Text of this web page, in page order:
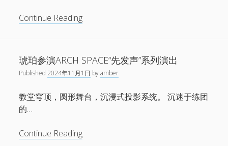
欢迎演出、音乐授权等合作
添加请说明来意并提供姓名和所属机构名称。
Stream
01 寒武
Continue Reading新
珀
“无
数
山”
石
琥珀参演ARCH SPACE“先发声”系列演出
Published2024年11月1日 byamber
教堂穹顶，圆形舞台，沉浸式投影系统。 沉迷于练团
的…
Continue Reading琥